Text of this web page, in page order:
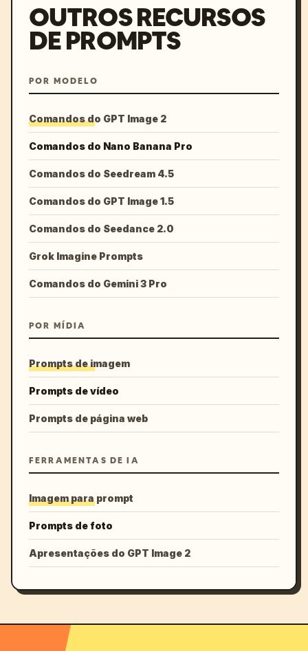
OUTROS RECURSOS
DE PROMPTS
POR MODELO
Comandos do GPT Image 2
Comandos do Nano Banana Pro
Comandos do Seedream 4.5
Comandos do GPT Image 1.5
Comandos do Seedance 2.0
Grok Imagine Prompts
Comandos do Gemini 3 Pro
POR MÍDIA
Prompts de imagem
Prompts de vídeo
Prompts de página web
FERRAMENTAS DE IA
Imagem para prompt
Prompts de foto
Apresentações do GPT Image 2